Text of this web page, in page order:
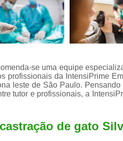
Consulta
se uma equipe
profissionais da IntensiPrime
leste de São Paulo.
tutor e profissionais, a
de gato